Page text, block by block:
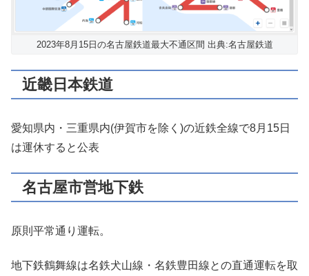
2023年8月15日の名古屋鉄道最大不通区間 出典:名古屋鉄道
近畿日本鉄道
愛知県内・三重県内(伊賀市を除く)の近鉄全線で8月15日
は運休すると公表
名古屋市営地下鉄
原則平常通り運転。
地下鉄鶴舞線は名鉄犬山線・名鉄豊田線との直通運転を取